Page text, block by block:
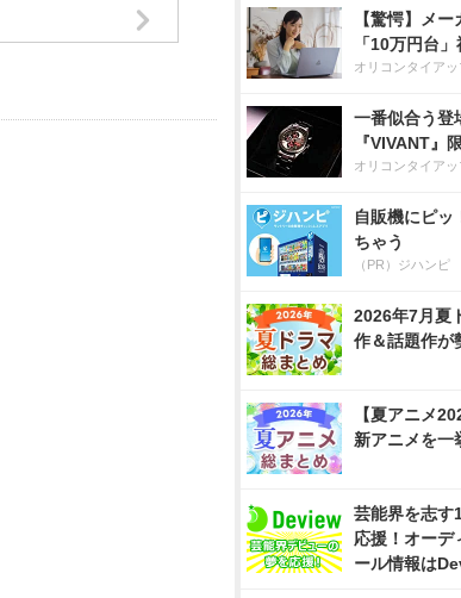
【驚愕】メ
「10万円台
オリコンタイアッ
一番似合う
『VIVANT』
オリコンタイアッ
自販機にピッ
ちゃう
（PR）ジハンピ
2026年7月夏
作＆話題作が
【夏アニメ
新アニメを一
芸能界を志す
応援！オーデ
ール情報は